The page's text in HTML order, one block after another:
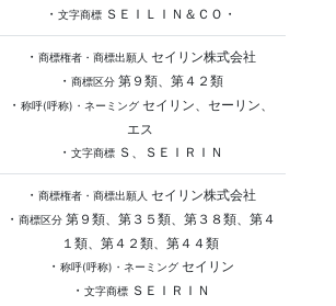
・ 文字商標ＳＥＩＬＩＮ＆ＣＯ・
・ 商標権者・商標出願人 セイリン株式会社
・ 商標区分第９類、第４２類
・ 称呼(呼称)・ネーミングセイリン、セーリン、
エス
・ 文字商標Ｓ、ＳＥＩＲＩＮ
・ 商標権者・商標出願人 セイリン株式会社
・ 商標区分第９類、第３５類、第３８類、第４
１類、第４２類、第４４類
・ 称呼(呼称)・ネーミングセイリン
・ 文字商標ＳＥＩＲＩＮ